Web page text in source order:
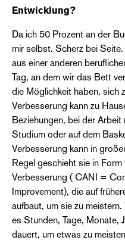
Entwicklung?
Da ich 50 Prozent an der
mir selbst. Scherz bei
aus einer anderen
Tag, an dem wir das Bett
die Möglichkeit haben, sich
Verbesserung kann zu
Beziehungen, bei der Arbeit
Studium oder auf dem
Verbesserung kann in
Regel geschieht sie in
Verbesserung ( CANI =
Improvement), die auf
aufbaut, um sie zu
es Stunden, Tage, Monate,
dauert, um etwas zu